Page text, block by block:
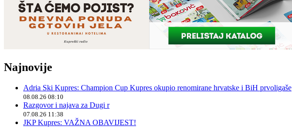
Najnovije
Adria Ski Kupres: Champion Cup Kupres okupio renomirane hrvatske i BiH prvoligaše
08.08.26 08:10
Razgovor i najava za Dugi r
07.08.26 11:38
JKP Kupres: VAŽNA OBAVIJEST!